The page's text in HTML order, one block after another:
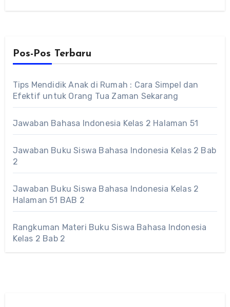
Pos-Pos Terbaru
Tips Mendidik Anak di Rumah : Cara Simpel dan
Efektif untuk Orang Tua Zaman Sekarang
Jawaban Bahasa Indonesia Kelas 2 Halaman 51
Jawaban Buku Siswa Bahasa Indonesia Kelas 2 Bab
2
Jawaban Buku Siswa Bahasa Indonesia Kelas 2
Halaman 51 BAB 2
Rangkuman Materi Buku Siswa Bahasa Indonesia
Kelas 2 Bab 2